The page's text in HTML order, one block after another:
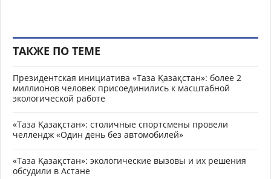
ТАКЖЕ ПО ТЕМЕ
Президентская инициатива «Таза Қазақстан»: более 2
миллионов человек присоединились к масштабной
экологической работе
«Таза Қазақстан»: столичные спортсмены провели
челлендж «Один день без автомобилей»
«Таза Қазақстан»: экологические вызовы и их решения
обсудили в Астане